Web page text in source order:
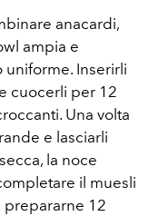
anacardi,
ampia e
Inserirli
cuocerli per 12
Una volta
e lasciarli
la noce
il muesli
12